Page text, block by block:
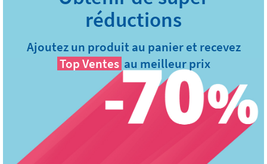
Ajoutez un produit au panier et recevez
Top Ventes au meilleur prix